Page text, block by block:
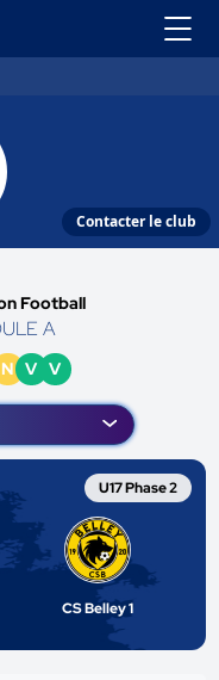
Contacter le club
Football
A
N V V
U17 Phase 2
CS Belley 1